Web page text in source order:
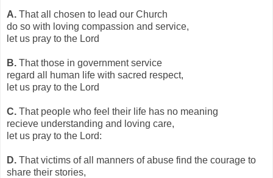
A. That all chosen to lead our Church
do so with loving compassion and service,
let us pray to the Lord
B. That those in government service
regard all human life with sacred respect,
let us pray to the Lord
C. That people who feel their life has no meaning
recieve understanding and loving care,
let us pray to the Lord:
D. That victims of all manners of abuse find the courage to
share their stories,